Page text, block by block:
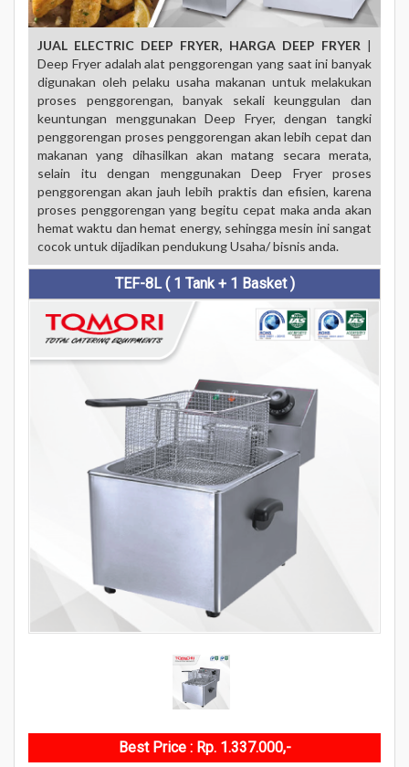
JUAL ELECTRIC DEEP FRYER, HARGA DEEP FRYER |
Deep Fryer adalah alat penggorengan yang saat ini banyak
digunakan oleh pelaku usaha makanan untuk melakukan
proses penggorengan, banyak sekali keunggulan dan
keuntungan menggunakan Deep Fryer, dengan tangki
penggorengan proses penggorengan akan lebih cepat dan
makanan yang dihasilkan akan matang secara merata,
selain itu dengan menggunakan Deep Fryer proses
penggorengan akan jauh lebih praktis dan efisien, karena
proses penggorengan yang begitu cepat maka anda akan
hemat waktu dan hemat energy, sehingga mesin ini sangat
cocok untuk dijadikan pendukung Usaha/ bisnis anda.
TEF-8L ( 1 Tank + 1 Basket )
Best Price : Rp. 1.337.000,-